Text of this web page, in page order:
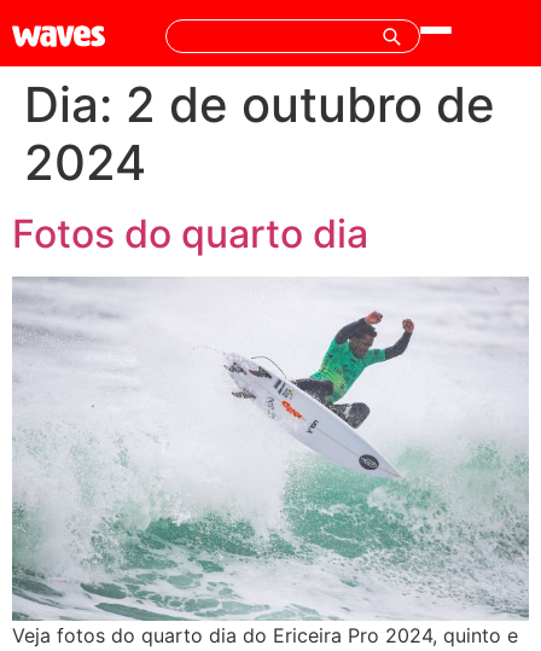
Dia: 2 de outubro de
2024
Fotos do quarto dia
Veja fotos do quarto dia do Ericeira Pro 2024, quinto e